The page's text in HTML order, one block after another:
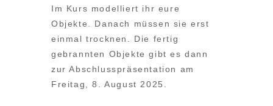
Im Kurs modelliert ihr eure
Objekte. Danach müssen sie erst
einmal trocknen. Die fertig
gebrannten Objekte gibt es dann
zur Abschlusspräsentation am
Freitag, 8. August 2025.